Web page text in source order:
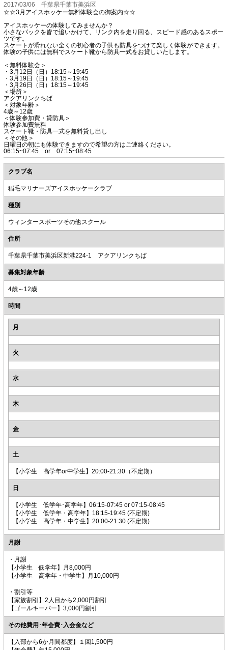
2017/03/06 千葉県千葉市美浜区
☆☆3月アイスホッケー無料体験会の御案内☆☆
アイスホッケーの体験してみませんか？
小さなパックを皆で追いかけて、リンク内を走り回る、スピード感のあるスポー
ツです。
スケートが滑れない全くの初心者の子供も防具をつけて楽しく体験ができます。
体験の子供には無料でスケート靴から防具一式をお貸しいたします。
＜無料体験会＞
・3月12日（日）18:15～19:45
・3月19日（日）18:15～19:45
・3月26日（日）18:15～19:45
＜場所＞
アクアリンクちば
＜対象年齢＞
4歳～12歳
＜体験参加費・貸防具＞
体験参加費無料
スケート靴・防具一式を無料貸し出し
＜その他＞
日曜日の朝にも体験できますので希望の方はご連絡ください。
06:15~07:45 or 07:15~08:45
クラブ名
稲毛マリナーズアイスホッケークラブ
種別
ウィンタースポーツその他スクール
住所
千葉県千葉市美浜区新港224-1 アクアリンクちば
募集対象年齢
4歳～12歳
時間
月
火
水
木
金
土
【小学生 高学年or中学生】20:00-21:30（不定期）
日
【小学生 低学年･高学年】06:15-07:45 or 07:15-08:45
【小学生 低学年・高学年】18:15-19:45 (不定期)
【小学生 高学年・中学生】20:00-21:30 (不定期)
月謝
・月謝
【小学生 低学年】月8,000円
【小学生 高学年・中学生】月10,000円
・割引等
【家族割引】2人目から2,000円割引
【ゴールキーパー】3,000円割引
その他費用･年会費･入会金など
【入部から6か月間都度】１回1,500円